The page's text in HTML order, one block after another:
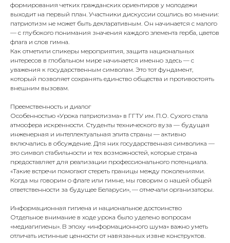
формирования четких гражданских ориентиров у молодежи
выходит на первый план. Участники дискуссии сошлись во мнении:
патриотизм не может быть декларативным. Он начинается с малого
— с глубокого понимания значения каждого элемента герба, цветов
флага и слов гимна.
Как отметили спикеры мероприятия, защита национальных
интересов в глобальном мире начинается именно здесь — с
уважения к государственным символам. Это тот фундамент,
который позволяет сохранять единство общества и противостоять
внешним вызовам.
Преемственность и диалог
Особенностью «Урока патриотизма» в ГГТУ им. П.О. Сухого стала
атмосфера искренности. Студенты технического вуза — будущая
инженерная и интеллектуальная элита страны — активно
включались в обсуждение. Для них государственная символика —
это символ стабильности и тех возможностей, которые страна
предоставляет для реализации профессионального потенциала.
«Такие встречи помогают стереть границы между поколениями.
Когда мы говорим о флаге или гимне, мы говорим о нашей общей
ответственности за будущее Беларуси», — отмечали организаторы.
Информационная гигиена и национальное достоинство
Отдельное внимание в ходе урока было уделено вопросам
«медиагигиены». В эпоху «информационного шума» важно уметь
отличать истинные ценности от навязанных извне конструктов.